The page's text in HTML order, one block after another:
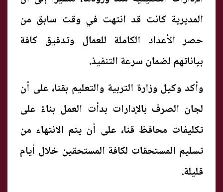
المديرية كانت قد انتهت في وقت سابق من
حصر الأعداد الكاملة للعمال وتدقيق كافة
بياناتهم لضمان سرعة التنفيذ.
وأكد وكيل وزارة التربية والتعليم بقنا، على أن
لجان الصرف بالإدارات بدأت العمل بناءً على
تكليفات محافظ قنا، على أن يتم الانتهاء من
تسليم المستحقات لكافة المستحقين خلال أيام
قليلة.